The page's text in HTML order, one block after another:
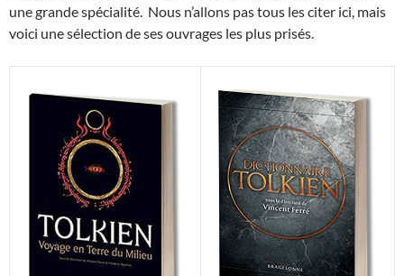
une grande spécialité. Nous n’allons pas tous les citer ici, mais
voici une sélection de ses ouvrages les plus prisés.